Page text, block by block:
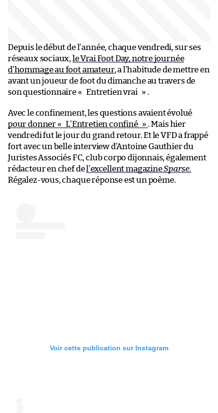
Depuis le début de l’année, chaque vendredi, sur ses
réseaux sociaux, le Vrai Foot Day, notre journée
d’hommage au foot amateur, a l’habitude de mettre en
avant un joueur de foot du dimanche au travers de
son questionnaire « Entretien vrai » .
Avec le confinement, les questions avaient évolué
pour donner « L’Entretien confiné » . Mais hier
vendredi fut le jour du grand retour. Et le VFD a frappé
fort avec un belle interview d’Antoine Gauthier du
Juristes Associés FC, club corpo dijonnais, également
rédacteur en chef del’excellent magazineSparse.
Régalez-vous, chaque réponse est un poème.
Voir cette publication sur Instagram